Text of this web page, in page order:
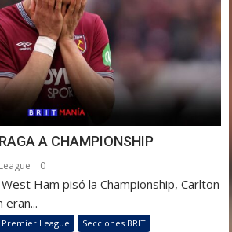
A CHAMPIONSHIP
0
Ham pisó la Championship, Carlton
eran...
Premier League Secciones BRIT